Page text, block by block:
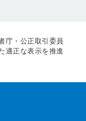
庁・公正取引委員
適正な表示を推進